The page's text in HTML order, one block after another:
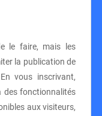
le faire, mais les
la publication de
vous inscrivant,
des fonctionnalités
aux visiteurs,